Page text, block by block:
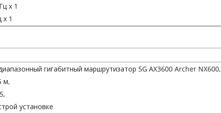
x 1
x 1
гигабитный маршрутизатор 5G AX3600 Archer NX600,
м,
установке